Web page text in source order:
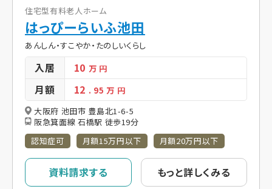
住宅型有料老人ホーム
はっぴーらいふ池田
あんしん・すこやか・たのしいくらし
入居 10万 円
月額 12 . 95万 円
大阪府 池田市 豊島北1-6-5
阪急箕面線 石橋駅 徒歩19分
認知症可
月額15万円以下 月額20万円以下
資料請求する もっと詳しくみる